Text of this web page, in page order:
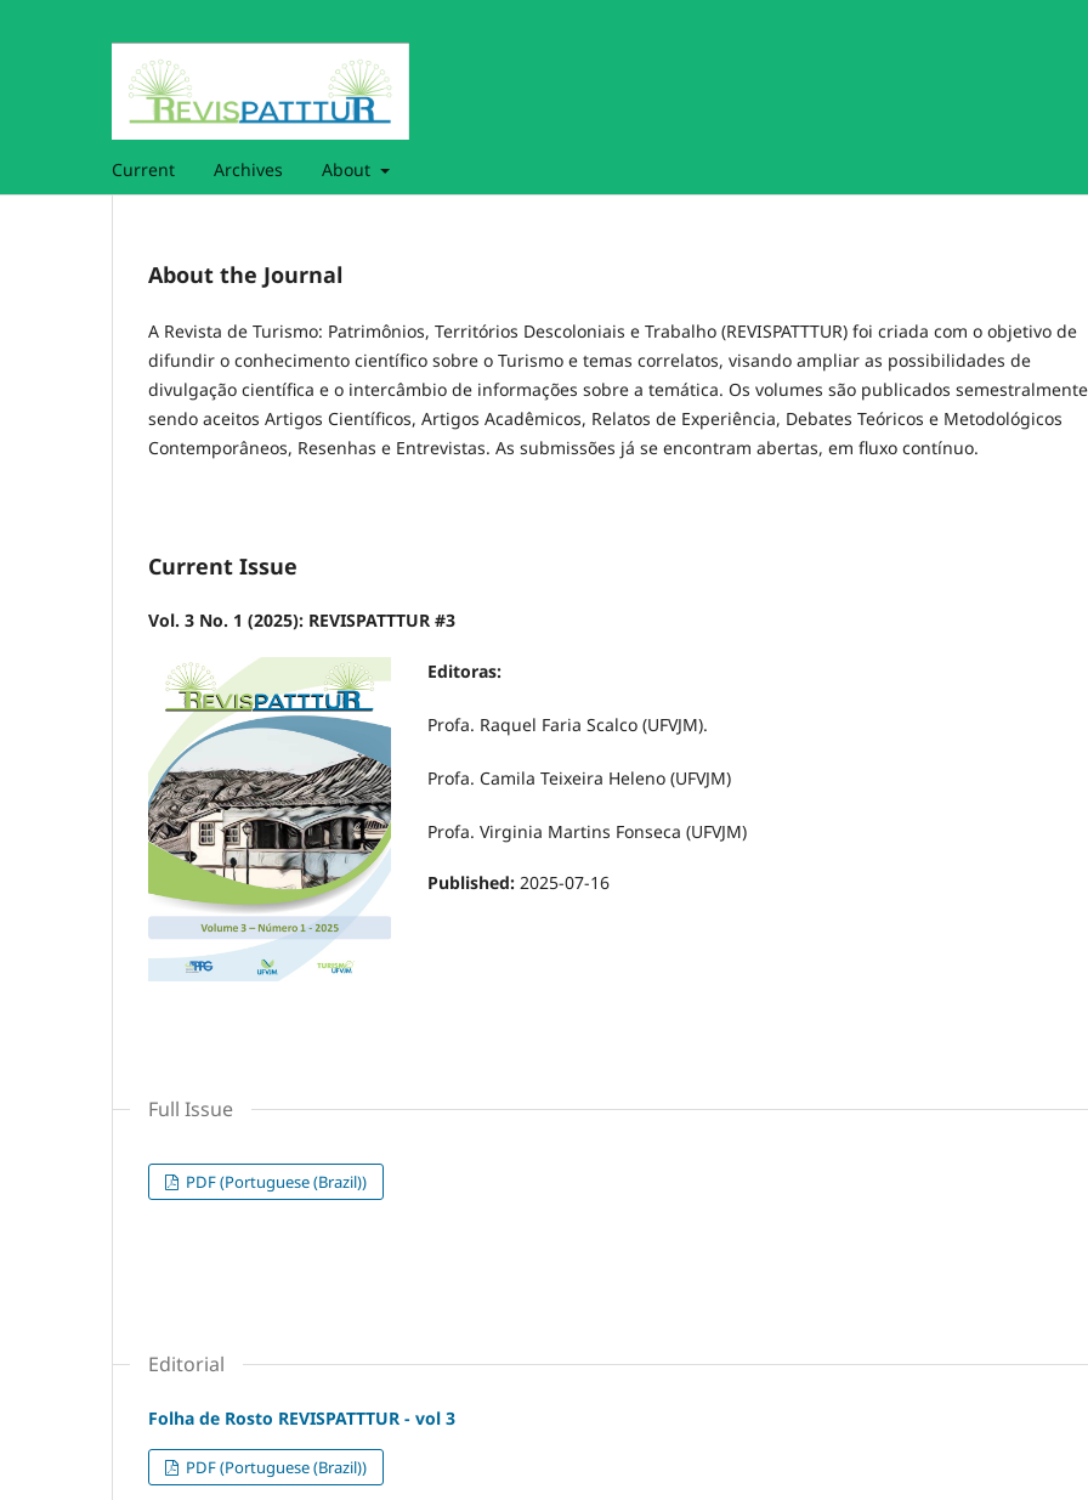
Current Archives About
About the Journal
A Revista de Turismo: Patrimônios, Territórios Descoloniais e Trabalho (REVISPATTTUR) foi criada com o objetivo de
difundir o conhecimento científico sobre o Turismo e temas correlatos, visando ampliar as possibilidades de
divulgação científica e o intercâmbio de informações sobre a temática. Os volumes são publicados
sendo aceitos Artigos Científicos, Artigos Acadêmicos, Relatos de Experiência, Debates Teóricos e Metodológicos
Contemporâneos, Resenhas e Entrevistas. As submissões já se encontram abertas, em fluxo contínuo.
Current Issue
Vol. 3 No. 1 (2025): REVISPATTTUR #3
Editoras:
Profa. Raquel Faria Scalco (UFVJM).
Profa. Camila Teixeira Heleno (UFVJM)
Profa. Virginia Martins Fonseca (UFVJM)
Published: 2025-07-16
Full Issue
PDF (Portuguese (Brazil))
Editorial
Folha de Rosto REVISPATTTUR - vol 3
PDF (Portuguese (Brazil))